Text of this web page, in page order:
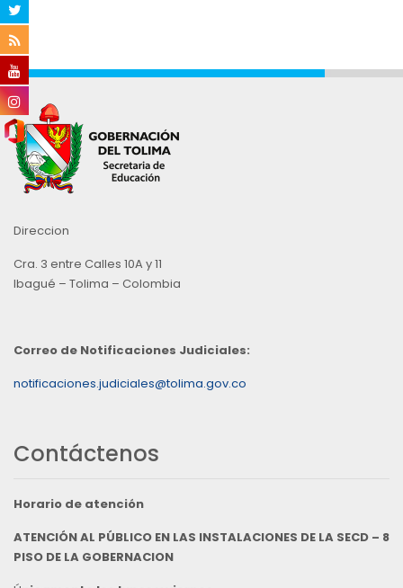
Direccion
Cra. 3 entre Calles 10A y 11
Ibagué – Tolima – Colombia
Correo de Notificaciones Judiciales:
notificaciones.judiciales@tolima.gov.co
Contáctenos
Horario de atención
ATENCIÓN AL PÚBLICO EN LAS INSTALACIONES DE LA SECD – 8
PISO DE LA GOBERNACION